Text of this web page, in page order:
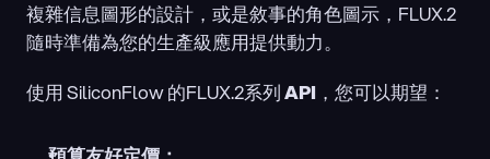
複雜信息圖形的設計，或是敘事的角色圖示，FLUX.2
隨時準備為您的生產級應用提供動力。
使用 SiliconFlow 的FLUX.2系列 API ，您可以期望：